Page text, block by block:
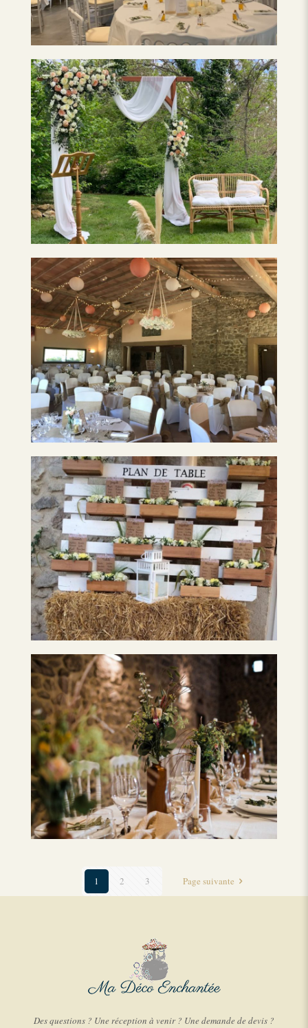
1 2 3 Page suivante
Des questions ? Une réception à venir ? Une demande de devis ?